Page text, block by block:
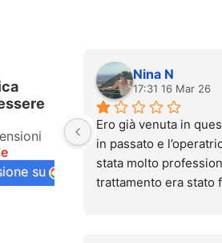
e
su
Nina N
17:31 16 Mar 26
Ero già venuta in
in passato e
stata molto
trattamento era stato